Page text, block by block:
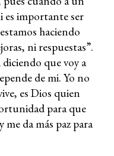
es importante ser
haciendo
ni respuestas”.
que voy a
de mi. Yo no
es Dios quien
para que
da más paz para